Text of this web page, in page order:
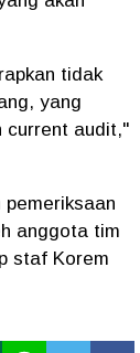
tidak
yang
current audit,"
anggota tim
staf Korem